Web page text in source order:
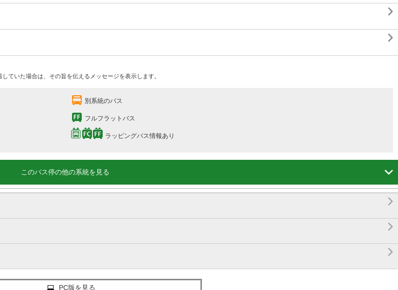


ていた場合は、その旨を伝えるメッセージを表示します。
別系統のバス
フルフラットバス
ラッピングバス情報あり
このバス停の他の系統を見る 



PC版を見る